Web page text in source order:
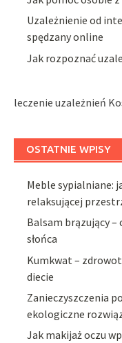
Uzależnienie od
spędzany online
Jak rozpoznać
leczenie uzależnień
OSTATNIE WPISY
Meble sypialniane:
relaksującej
Balsam brązujący –
słońca
Kumkwat –
diecie
Zanieczyszczenia
ekologiczne
Jak makijaż oczu